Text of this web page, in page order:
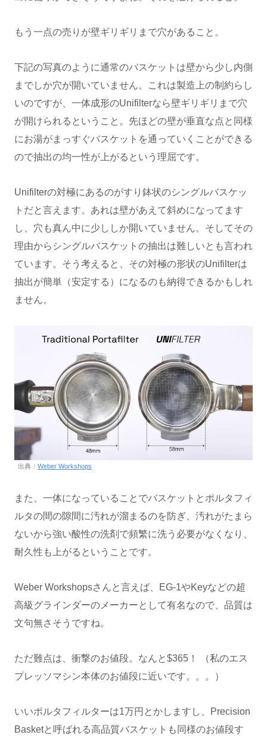
もう一点の売りが壁ギリギリまで穴があること。
下記の写真のように通常のバスケットは壁から少し内側
までしか穴が開いていません。これは製造上の制約らし
いのですが、一体成形のUnifilterなら壁ギリギリまで穴
が開けられるということ。先ほどの壁が垂直な点と同様
にお湯がまっすぐバスケットを通っていくことができる
ので抽出の均一性が上がるという理屈です。
Unifilterの対極にあるのがすり鉢状のシングルバスケッ
トだと言えます。あれは壁があえて斜めになってます
し、穴も真ん中に少ししか開いていません。そしてその
理由からシングルバスケットの抽出は難しいとも言われ
ています。そう考えると、その対極の形状のUnifilterは
抽出が簡単（安定する）になるのも納得できるかもしれ
ません。
出典： Weber Workshops
また、一体になっていることでバスケットとポルタフィ
ルタの間の隙間に汚れが溜まるのを防ぎ、汚れがたまら
ないから強い酸性の洗剤で頻繁に洗う必要がなくなり、
耐久性も上がるということです。
Weber Workshopsさんと言えば、EG-1やKeyなどの超
高級グラインダーのメーカーとして有名なので、品質は
文句無さそうですね。
ただ難点は、衝撃のお値段。なんと$365！ （私のエス
プレッソマシン本体のお値段に近いです。。。）
いいポルタフィルターは1万円とかしますし、Precision
Basketと呼ばれる高品質バスケットも同様のお値段す